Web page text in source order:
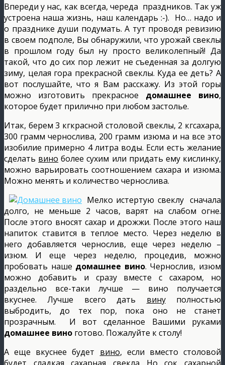
Впереди у нас, как всегда, череда праздников. Так уж
устроена наша жизнь, наш календарь :-). Но… надо и
о празднике души подумать. А тут проводя ревизию
в своем подполе, Вы обнаружили, что урожай свеклы
в прошлом году был ну просто великолепный! Да
такой, что до сих пор лежит не съеденная за долгую
зиму, целая гора прекрасной свеклы. Куда ее деть? А
вот послушайте, что я Вам расскажу. Из этой горы
можно изготовить прекрасное домашнее вино,
которое будет прилично при любом застолье.
Итак, берем 3 кгкрасной столовой свеклы, 2 кгсахара,
300 грамм чернослива, 200 грамм изюма и на все это
изобилие примерно 4 литра воды. Если есть желание
сделать вино более сухим или придать ему кислинку,
можно варьировать соотношением сахара и изюма.
Можно менять и количество чернослива.
Мелко истертую свеклу сначала
долго, не меньше 2 часов, варят на слабом огне.
После этого вносят сахар и дрожжи. После этого наш
напиток ставится в теплое место. Через неделю в
него добавляется чернослив, еще через неделю –
изюм. И еще через неделю, процедив, можно
пробовать наше домашнее вино. Чернослив, изюм
можно добавить и сразу вместе с сахаром, но
раздельно все-таки лучше — вино получается
вкуснее. Лучше всего дать винуполностью
выбродить, до тех пор, пока оно не станет
прозрачным. И вот сделанное Вашими руками
домашнее вино готово. Пожалуйте к столу!
А еще вкуснее будет вино, если вместо столовой